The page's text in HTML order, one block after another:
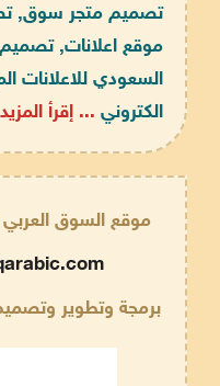
تصميم متجر سوق,
موقع اعلانات,
السعودي للاعلانات
الكتروني ... إقرأ
موقع السوق العربي
برمجة وتطوير